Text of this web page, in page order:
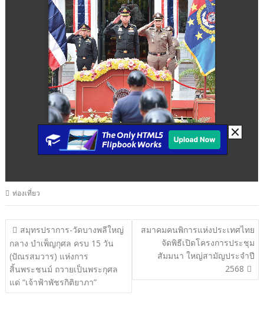
ท่องเที่ยว
แนะแนว
เรื่อง
สมุทรปราการ-วัดบางพลีใหญ่
กลาง บำเพ็ญกุศล ครบ 15 วัน
(ปัณรสมวาร) แห่งการ
สิ้นพระชนม์ ถวายเป็นพระกุศล
แด่ “เจ้าฟ้าพัชรกิติยาภา”
สมาคมคนพิการแห่งประเทศไทย
จัดพิธีเปิดโครงการประชุม
สัมมนา ใหญ่สามัญประจำปี
2568